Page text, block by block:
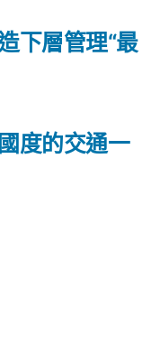
度的交通一
下層管理“最